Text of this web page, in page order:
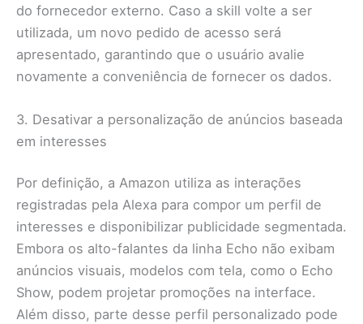
do fornecedor externo. Caso a skill volte a ser
utilizada, um novo pedido de acesso será
apresentado, garantindo que o usuário avalie
novamente a conveniência de fornecer os dados.
3. Desativar a personalização de anúncios baseada
em interesses
Por definição, a Amazon utiliza as interações
registradas pela Alexa para compor um perfil de
interesses e disponibilizar publicidade segmentada.
Embora os alto-falantes da linha Echo não exibam
anúncios visuais, modelos com tela, como o Echo
Show, podem projetar promoções na interface.
Além disso, parte desse perfil personalizado pode